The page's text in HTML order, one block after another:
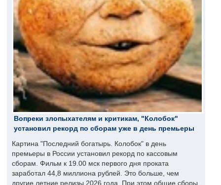
Вопреки злопыхателям и критикам, "Колобок"
установил рекорд по сборам уже в день премьеры
Картина "Последний богатырь. Колобок" в день
премьеры в России установил рекорд по кассовым
сборам. Фильм к 19.00 мск первого дня проката
заработал 44,8 миллиона рублей. Это больше, чем
другие летние релизы 2026 года. При этом общие сборы